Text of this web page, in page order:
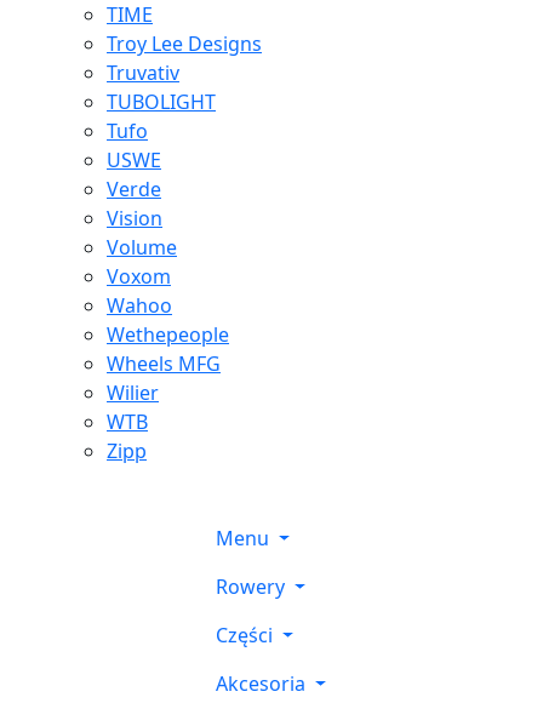
TIME
Troy Lee Designs
Truvativ
TUBOLIGHT
Tufo
USWE
Verde
Vision
Volume
Voxom
Wahoo
Wethepeople
Wheels MFG
Wilier
WTB
Zipp
Menu
Rowery
Części
Akcesoria